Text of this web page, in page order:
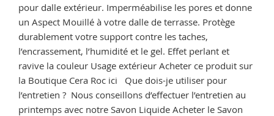
pour dalle extérieur. Imperméabilise les pores et donne
un Aspect Mouillé à votre dalle de terrasse. Protège
durablement votre support contre les taches,
l’encrassement, l’humidité et le gel. Effet perlant et
ravive la couleur Usage extérieur Acheter ce produit sur
la Boutique Cera Roc ici Que dois-je utiliser pour
l’entretien ? Nous conseillons d’effectuer l’entretien au
printemps avec notre Savon Liquide Acheter le Savon